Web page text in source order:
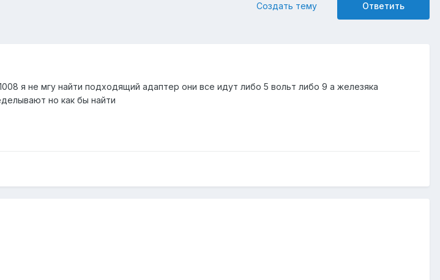
Ответить
Создать тему
я не мгу найти подходящий адаптер они все идут либо 5 вольт либо 9 а железяка
но как бы найти